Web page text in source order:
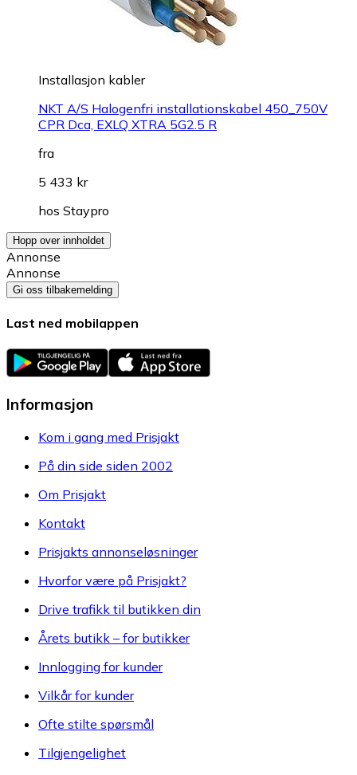
Installasjon kabler
NKT A/S Halogenfri installationskabel 450_750V
CPR Dca, EXLQ XTRA 5G2.5 R
fra
5 433 kr
hos Staypro
Hopp over innholdet
Annonse
Annonse
Gi oss tilbakemelding
Last ned mobilappen
Informasjon
Kom i gang med Prisjakt
På din side siden 2002
Om Prisjakt
Kontakt
Prisjakts annonseløsninger
Hvorfor være på Prisjakt?
Drive trafikk til butikken din
Årets butikk – for butikker
Innlogging for kunder
Vilkår for kunder
Ofte stilte spørsmål
Tilgjengelighet